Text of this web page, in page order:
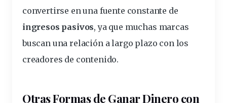
convertirse en una fuente constante de
ingresos pasivos, ya que muchas marcas
buscan una relación a largo plazo con los
creadores de contenido.
Otras Formas de Ganar Dinero con